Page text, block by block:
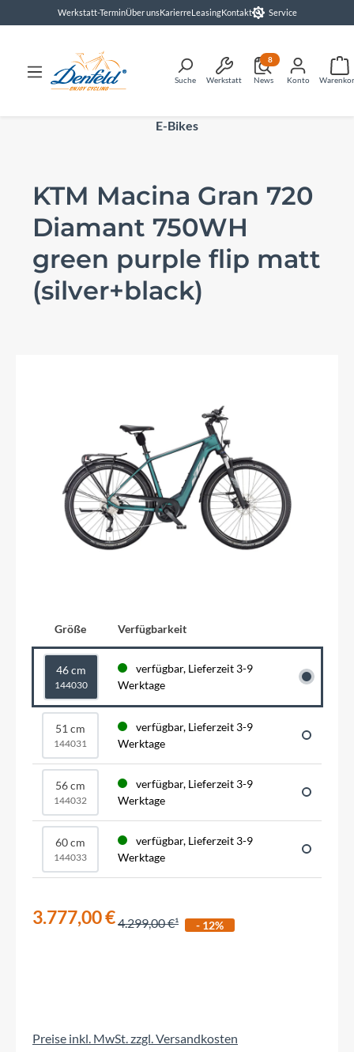
springenWerkstatt-TerminÜber unsKarierreLeasingKontakt Service
Suche Werkstatt News
8
Konto
E-Bikes
KTM Macina Gran 720
Diamant 750WH
green purple flip matt
(silver+black)
Größe Verfügbarkeit
46 cm
144030
verfügbar, Lieferzeit 3-9
Werktage
51 cm
144031
verfügbar, Lieferzeit 3-9
Werktage
56 cm
144032
verfügbar, Lieferzeit 3-9
Werktage
60 cm
144033
verfügbar, Lieferzeit 3-9
Werktage
3.777,00 €4.299,00 € - 12%
Preise inkl. MwSt. zzgl. Versandkosten